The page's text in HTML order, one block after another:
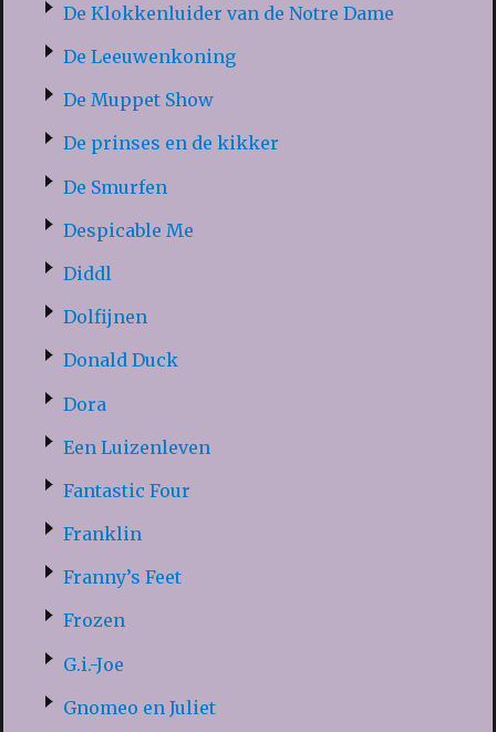
De Klokkenluider van de Notre Dame
De Leeuwenkoning
De Muppet Show
De prinses en de kikker
De Smurfen
Despicable Me
Diddl
Dolfijnen
Donald Duck
Dora
Een Luizenleven
Fantastic Four
Franklin
Franny’s Feet
Frozen
G.i.-Joe
Gnomeo en Juliet